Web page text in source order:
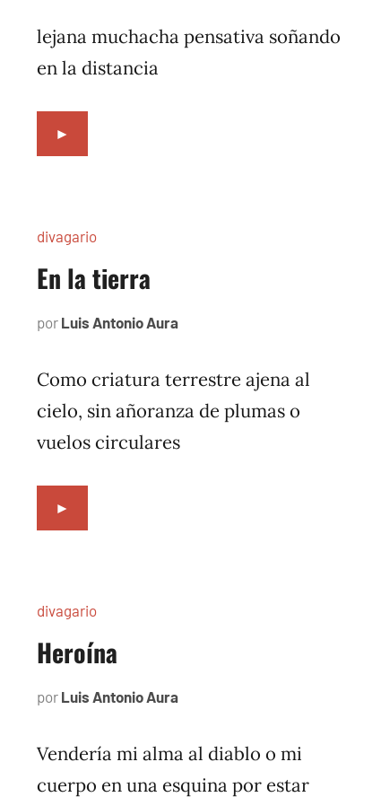
1996
lejana muchacha pensativa soñando
en la distancia
►
divagario
En la tierra
por Luis Antonio Auraseptiembre
1996
Como criatura terrestre ajena al
cielo, sin añoranza de plumas o
vuelos circulares
►
divagario
Heroína
por Luis Antonio Auraseptiembre
1996
Vendería mi alma al diablo o mi
cuerpo en una esquina por estar